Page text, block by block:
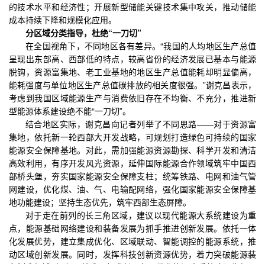
的技术水平和经济性；开展新型储能关键技术集中攻关，推动储能
成本持续下降和规模化应用。
分区域分类指导，杜绝“一刀切”
在全国视角下，不同地区各有差异。“我国的人均地区生产总值
呈现出东部高、西部低的特点，较高省份的经济发展已基本与能源
脱钩，资源富集地、老工业基地的地区生产总值能耗却明显偏高，
能耗强度与单位地区生产总值碳排放的相关度很强。”谢克昌表示，
考虑到我国区域能源生产与消费依旧存在不均衡、不充分，推进新
型能源体系建设绝不能“一刀切”。
结合地区实际，谢克昌向记者列举了不同思路——对于资源富
集地，依托新一轮西部大开发战略，可规划打造绿色可持续的国家
能源安全保障基地。对此，需加强能源资源勘探、科学开发和清洁
高效利用，有序开发风光资源，延伸国际能源合作领域筑牢中国西
部桥头堡，夯实国家能源安全保障支柱；统筹铁路、电网和油气管
网建设，优化煤、油、气、电输配网络，强化国家能源安全保障基
地功能建设；坚持生态优先，筑牢西部生态屏障。
对于走在前列的长三角区域，建议以现代能源大系统建设为重
点，能源基础网络建设和装备发展为抓手推进创新发展。依托一体
化发展优势，建立集成优化、区域联动、智能调控的能源系统，推
动区域创新发展。同时，发挥科技创新资源优势，着力突破能源装